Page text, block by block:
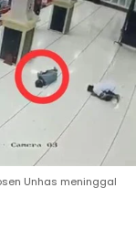
Unhas meninggal